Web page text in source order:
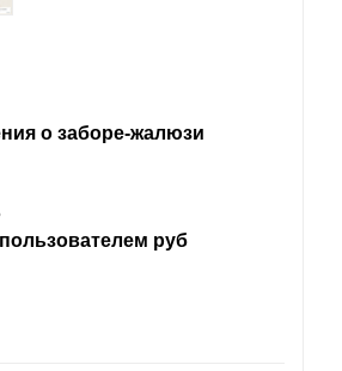
о заборе-жалюзи
руб